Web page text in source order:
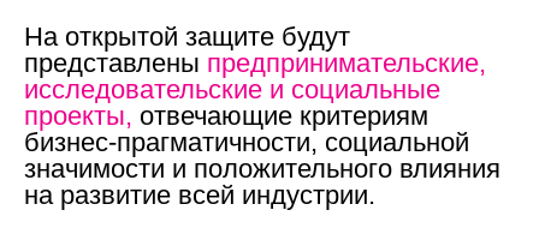
На открытой защите будут
представлены предпринимательские,
исследовательские и социальные
проекты, отвечающие критериям
бизнес-прагматичности, социальной
значимости и положительного влияния
на развитие всей индустрии.